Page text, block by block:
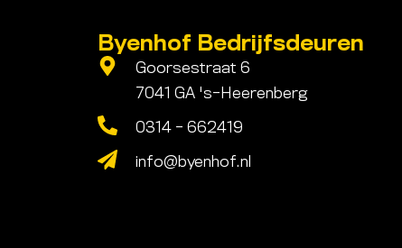
Byenhof Bedrijfsdeuren
Goorsestraat 6
7041 GA 's-Heerenberg
0314 - 662419
info@byenhof.nl